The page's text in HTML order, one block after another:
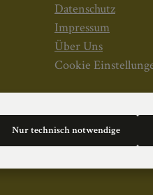
Datenschutz
Impressum
Über Uns
Cookie
Nur technisch notwendige